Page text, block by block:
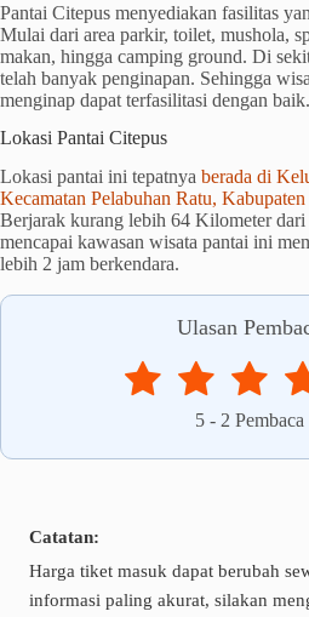
Pantai Citepus menyediakan fasilitas
Mulai dari area parkir, toilet, mushola,
makan, hingga camping ground. Di
telah banyak penginapan. Sehingga
menginap dapat terfasilitasi dengan baik.
Lokasi Pantai Citepus
Lokasi pantai ini tepatnya berada di
Kecamatan Pelabuhan Ratu,
Berjarak kurang lebih 64 Kilometer
mencapai kawasan wisata pantai ini
lebih 2 jam berkendara.
Ulasan
5 - 2 Pembaca
Catatan:
Harga tiket masuk dapat berubah
informasi paling akurat, silakan